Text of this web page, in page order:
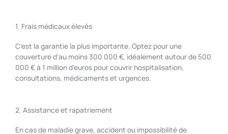
1. Frais médicaux élevés
C’est la garantie la plus importante. Optez pour une
couverture d’au moins 300 000 €, idéalement autour de 500
000 € à 1 million d’euros pour couvrir hospitalisation,
consultations, médicaments et urgences.
2. Assistance et rapatriement
En cas de maladie grave, accident ou impossibilité de